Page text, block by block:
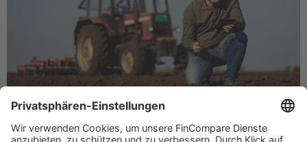
Sale-and-Lease-Back – Liquidität aus dem
Anlagevermögen
April 2, 2025